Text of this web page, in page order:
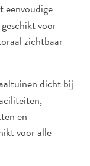
eenvoudige
voor
zichtbaar
dicht bij
en
voor alle